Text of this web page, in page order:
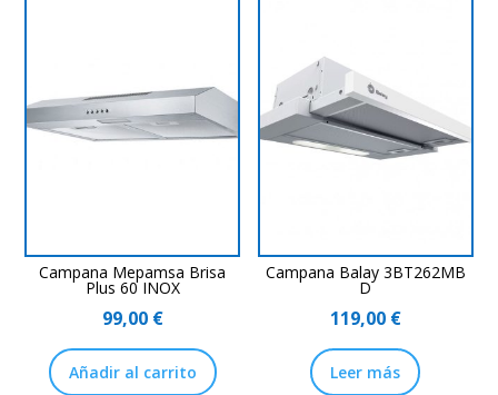
Campana Mepamsa Brisa
Plus 60 INOX
99,00 €
Añadir al carrito
Campana Balay 3BT262MB
D
119,00 €
Leer más